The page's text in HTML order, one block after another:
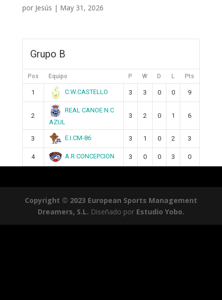
por Jesús | May 31, 2026
Grupo B
Pos Equipo P W D L Pts
1 C.W.CASTELLO 3 3 0 0 9
2
REAL CANOE N.C
AZUL
3 2 0 1 6
3 E.I.CM-86 3 1 0 2 3
4 A.R.CONCEPCION 3 0 0 3 0
Copyright © 2023 European Sports Management
Dreamers, S.L. Diseñado por Estudio Yobo.